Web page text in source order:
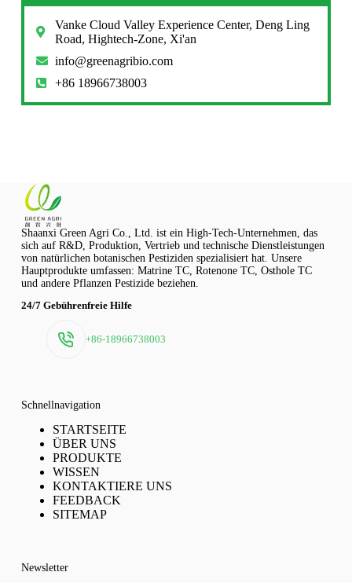
Vanke Cloud Valley Experience Center, Deng Ling
Road, Hightech-Zone, Xi'an
info@greenagribio.com
+86 18966738003
Shaanxi Green Agri Co., Ltd. ist ein High-Tech-Unternehmen, das
sich auf R&D, Produktion, Vertrieb und technische Dienstleistungen
von natürlichen botanischen Pestiziden spezialisiert hat. Unsere
Hauptprodukte umfassen: Matrine TC, Rotenone TC, Osthole TC
und andere Pflanzen Pestizide beziehen.
24/7 Gebührenfreie Hilfe
+86-18966738003
Schnellnavigation
STARTSEITE
ÜBER UNS
PRODUKTE
WISSEN
KONTAKTIERE UNS
FEEDBACK
SITEMAP
Newsletter